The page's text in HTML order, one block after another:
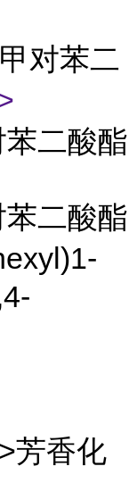
对苯二
二酸酯
二酸酯
芳香化